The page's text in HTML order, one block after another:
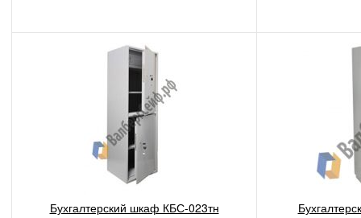
Бухгалтерский шкаф КБС-023тн